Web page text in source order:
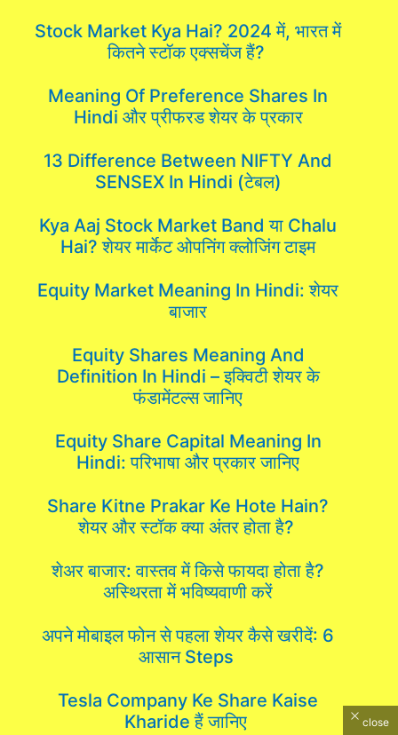
Stock Market Kya Hai? 2024 में, भारत में
कितने स्टॉक एक्सचेंज हैं?
Meaning Of Preference Shares In
Hindi और प्रीफरड शेयर के प्रकार
13 Difference Between NIFTY And
SENSEX In Hindi (टेबल)
Kya Aaj Stock Market Band या Chalu
Hai? शेयर मार्केट ओपनिंग क्लोजिंग टाइम
Equity Market Meaning In Hindi: शेयर
बाजार
Equity Shares Meaning And
Definition In Hindi – इक्विटी शेयर के
फंडामेंटल्स जानिए
Equity Share Capital Meaning In
Hindi: परिभाषा और प्रकार जानिए
Share Kitne Prakar Ke Hote Hain?
शेयर और स्टॉक क्या अंतर होता है?
शेअर बाजार: वास्तव में किसे फायदा होता है?
अस्थिरता में भविष्यवाणी करें
अपने मोबाइल फोन से पहला शेयर कैसे खरीदें: 6
आसान Steps
Tesla Company Ke Share Kaise
Kharide हैं जानिए
close